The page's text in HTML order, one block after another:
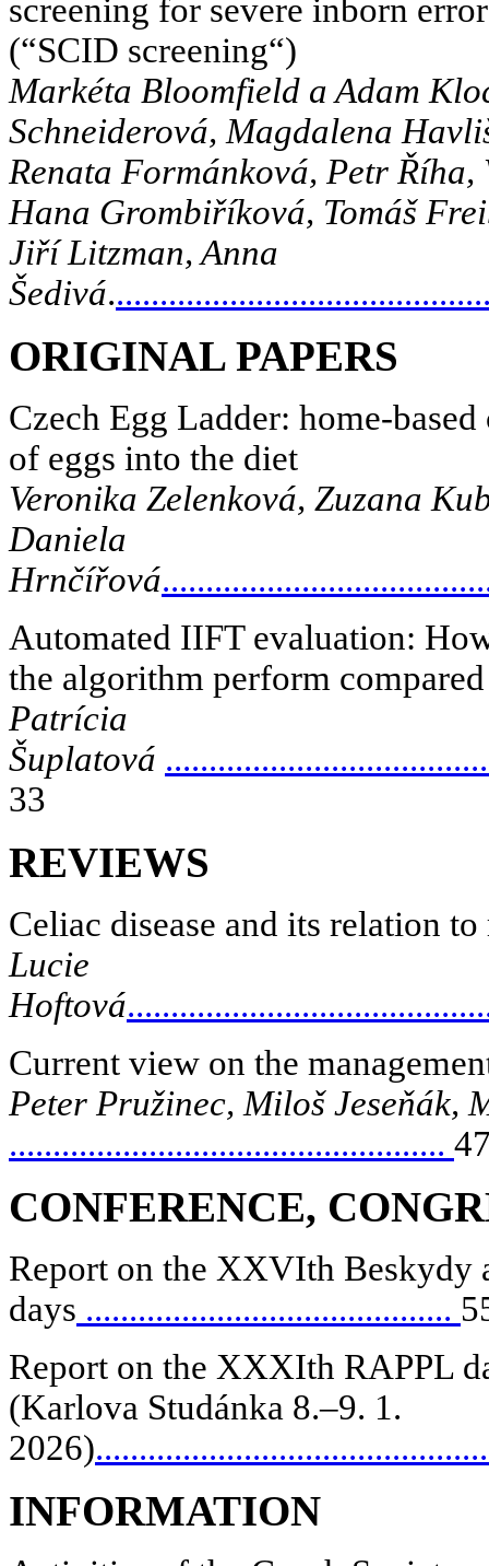
screening for severe inborn
(“SCID screening“)
Markéta Bloomfield a Adam
Schneiderová, Magdalena
Renata Formánková, Petr Říha,
Hana Grombiříková, Tomáš
Jiří Litzman, Anna
Šedivá.
ORIGINAL PAPERS
Czech Egg Ladder: home-
of eggs into the diet
Veronika Zelenková, Zuzana
Daniela
Hrnčířová
Automated IIFT evaluation:
the algorithm perform
Patrícia
Šuplatová
33
REVIEWS
Celiac disease and its relation
Lucie
Hoftová
Current view on the
Peter Pružinec, Miloš Jeseňák,
..................................................
CONFERENCE,
Report on the XXVIth Beskydy
days ..........................................
Report on the XXXIth RAPPL
(Karlova Studánka 8.–9. 1.
2026)
INFORMATION